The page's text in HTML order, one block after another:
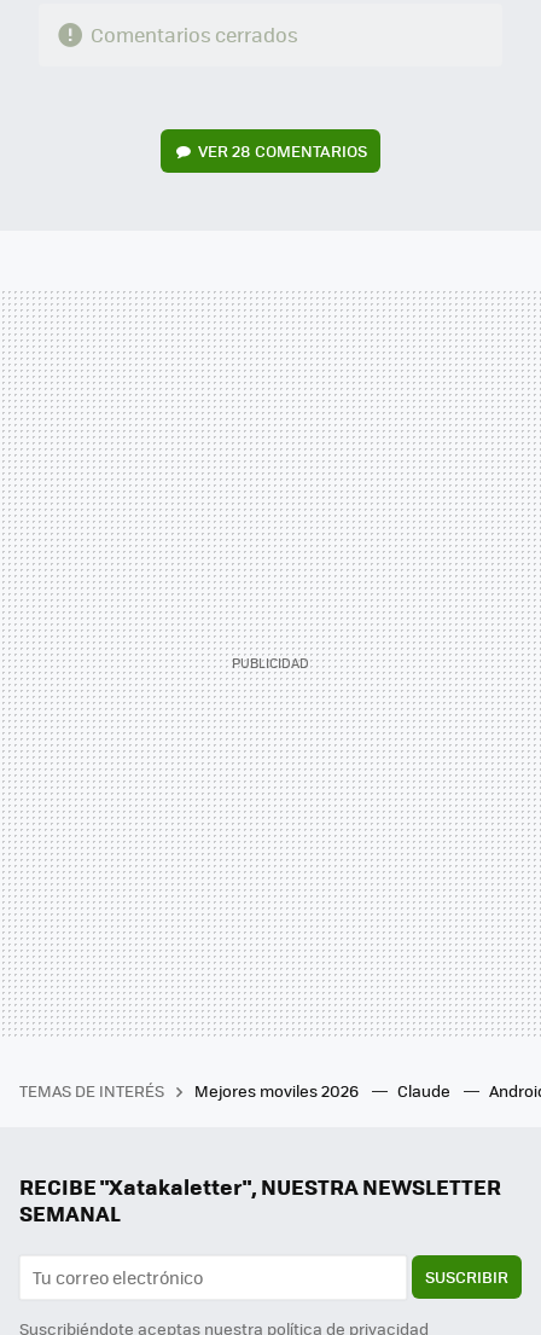
Comentarios cerrados
VER28 COMENTARIOS
TEMAS DE INTERÉS Mejores moviles 2026 Claude
RECIBE "Xatakaletter", NUESTRA NEWSLETTER
SEMANAL
SUSCRIBIR
Suscribiéndote aceptas nuestra política de privacidad